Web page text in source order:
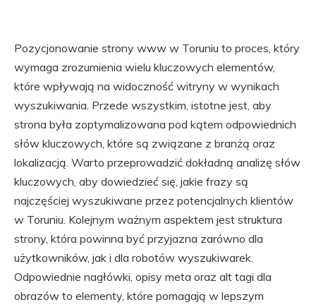
Pozycjonowanie strony www w Toruniu to proces, który
wymaga zrozumienia wielu kluczowych elementów,
które wpływają na widoczność witryny w wynikach
wyszukiwania. Przede wszystkim, istotne jest, aby
strona była zoptymalizowana pod kątem odpowiednich
słów kluczowych, które są związane z branżą oraz
lokalizacją. Warto przeprowadzić dokładną analizę słów
kluczowych, aby dowiedzieć się, jakie frazy są
najczęściej wyszukiwane przez potencjalnych klientów
w Toruniu. Kolejnym ważnym aspektem jest struktura
strony, która powinna być przyjazna zarówno dla
użytkowników, jak i dla robotów wyszukiwarek.
Odpowiednie nagłówki, opisy meta oraz alt tagi dla
obrazów to elementy, które pomagają w lepszym